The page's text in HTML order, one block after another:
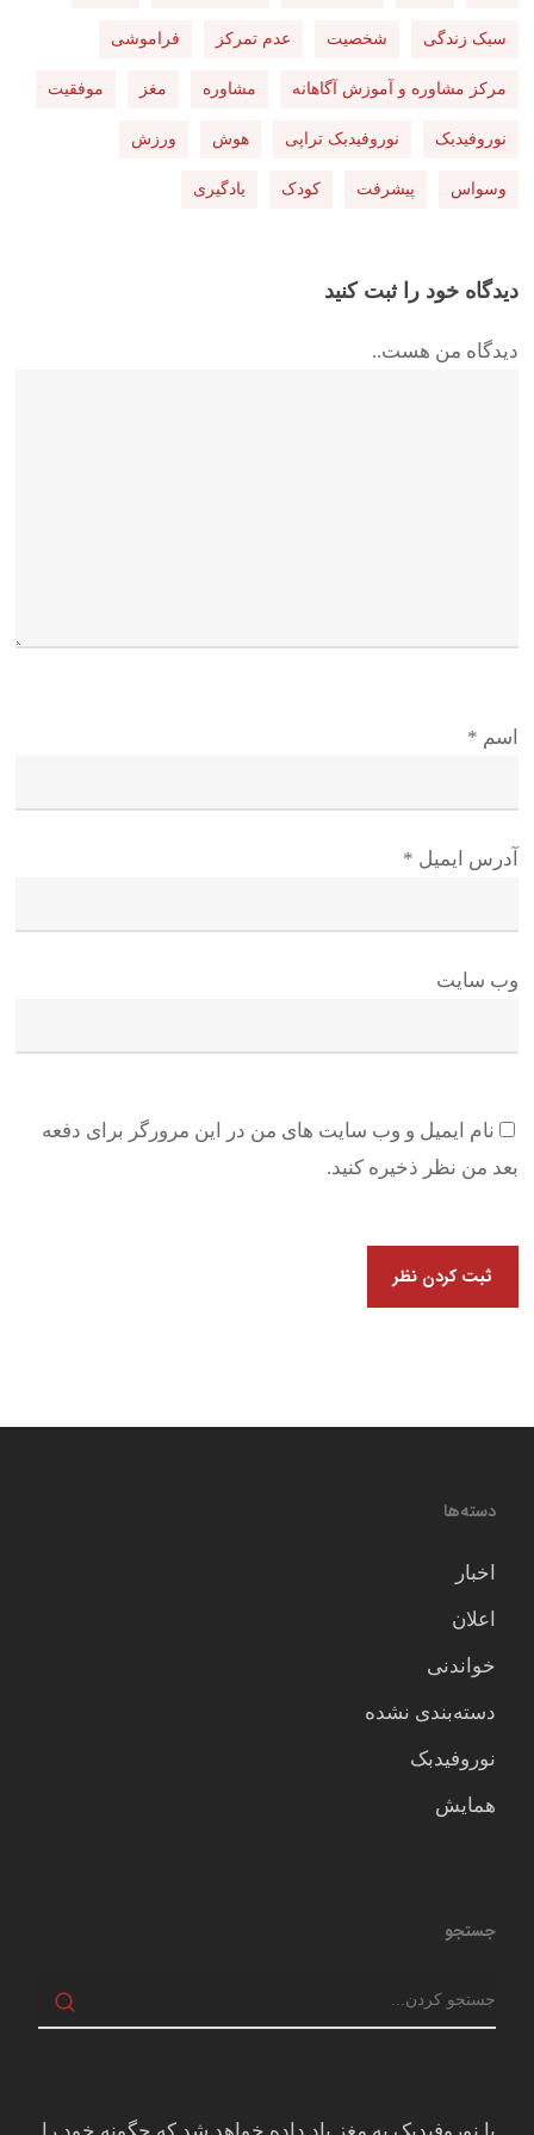
سبک زندگی شخصیت عدم تمرکز فراموشی
مرکز مشاوره و آموزش آگاهانه مشاوره مغز موفقیت
نوروفیدبک نوروفیدبک تراپی هوش ورزش
وسواس پیشرفت کودک یادگیری
دیدگاه خود را ثبت کنید
دیدگاه من هست..
اسم *
آدرس ایمیل *
وب سایت
نام ایمیل و وب سایت های من در این مرورگر برای دفعه
بعد من نظر ذخیره کنید.
دسته‌ها
اخبار
اعلان
خواندنی
دسته‌بندی نشده
نوروفیدبک
همایش
جستجو